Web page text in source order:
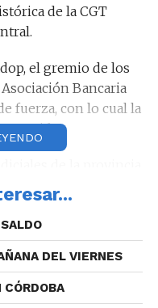
de la CGT
el gremio de los
Bancaria
fuerza, con lo cual la
el SUOEM
se
DEL VIERNES